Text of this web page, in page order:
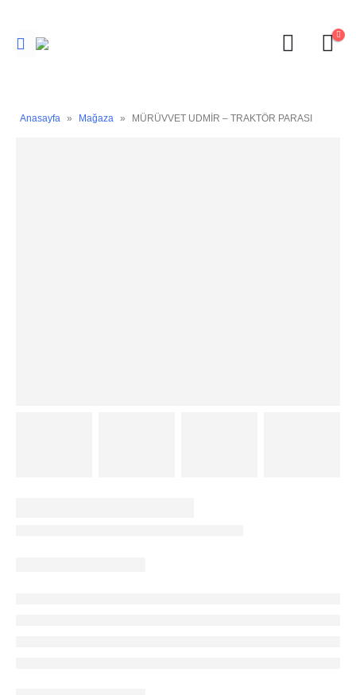
Anasayfa » Mağaza » MÜRÜVVET UDMİR – TRAKTÖR PARASI